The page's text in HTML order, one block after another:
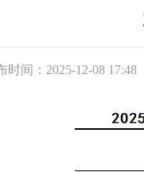
时间：2025-12-08 17:48